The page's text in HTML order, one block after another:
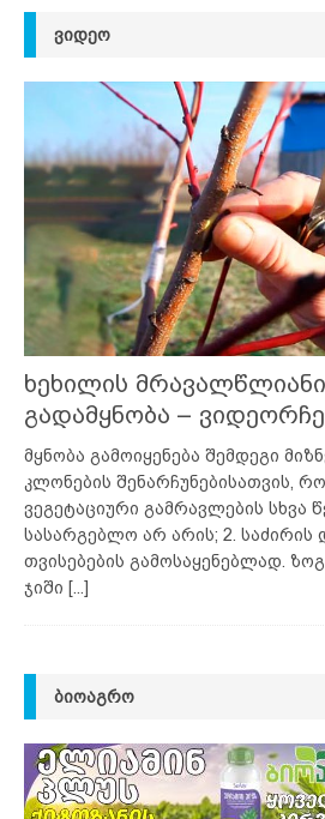
ᲕᲘᲓᲔᲝ
ხეხილის მრავალწლიანი
გადამყნობა –
მყნობა გამოიყენება შემდეგი
კლონების შენარჩუნებისათვის,
ვეგეტაციური გამრავლების სხვა
სასარგებლო არ არის; 2. საძირის
თვისებების გამოსაყენებლად.
ჯიში [...]
ᲑᲘᲝᲐᲒᲠᲝ